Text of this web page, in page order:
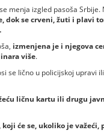
menja izgled pasoša Srbije.
dok se crveni, žuti i plavi
izmenjena je i njegova
više.
se lično u policijskoj upravi
ličnu kartu ili drugu
će se, ukoliko je